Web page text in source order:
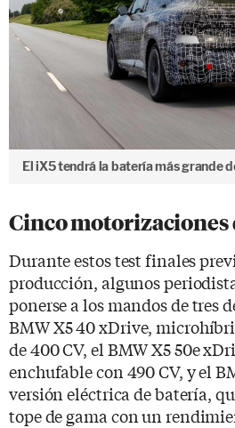
El iX5 tendrá la batería más grande
Cinco
Durante estos test finales
producción, algunos
ponerse a los mandos de tres
BMW X5 40 xDrive,
de 400 CV, el BMW X5 50e
enchufable con 490 CV, y el
versión eléctrica de batería,
tope de gama con un